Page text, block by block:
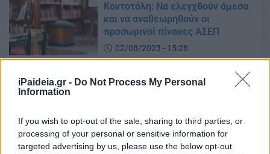
iPaideia.gr - Do Not Process My Personal
Information
If you wish to opt-out of the sale, sharing to third parties, or
processing of your personal or sensitive information for
targeted advertising by us, please use the below opt-out
Κοντοτόλη: Να ελεγχθούν άμεσα
και να αναθεωρηθούν οι
προσωρινοί πίνακες ΑΣΕΠ
02/08/2023 - 15:28
στους πίνακες
01/08/2023 - 10:45